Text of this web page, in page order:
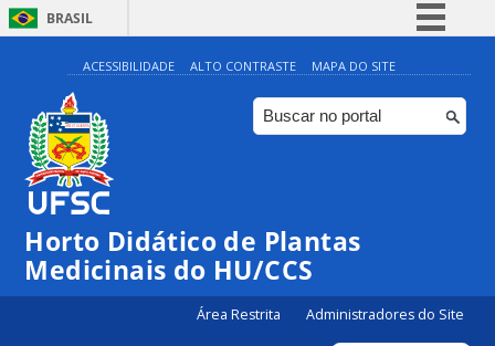
BRASIL
Simplifique!
Comunica BR
Participe
Canais
ACESSIBILIDADE ALTO CONTRASTE MAPA DO SITE
Horto Didático de Plantas
Medicinais do HU/CCS
Área Restrita Administradores do Site